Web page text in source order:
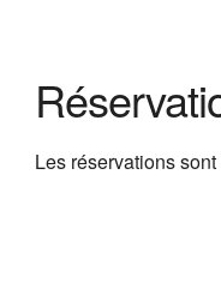
Les réservations